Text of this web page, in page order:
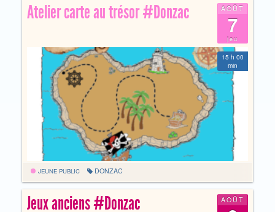
AOÛT
7
jeu
Atelier carte au trésor #Donzac
15 h 00
min
JEUNE PUBLIC DONZAC
AOÛT
Jeux anciens #Donzac